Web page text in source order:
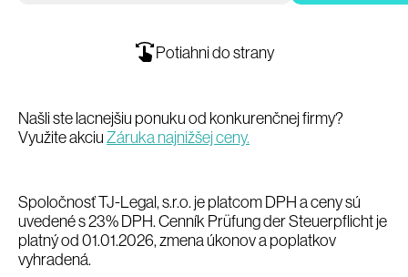
Potiahni do strany
Našli ste lacnejšiu ponuku od konkurenčnej firmy?
Využite akciuZáruka najnižšej ceny.
Spoločnosť TJ-Legal, s.r.o. je platcom DPH a ceny sú
uvedené s 23% DPH. Cenník Prüfung der Steuerpflicht je
platný od 01.01.2026, zmena úkonov a poplatkov
vyhradená.